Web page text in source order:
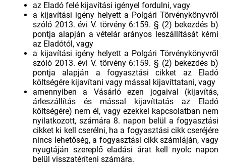
az Eladó felé kijavítási igényel fordulni, vagy
a kijavítási igény helyett a Polgári Törvénykönyvről
szóló 2013. évi V. törvény 6:159. § (2) bekezdés b)
pontja alapján a vételár arányos leszállítását kérni
az Eladótól, vagy
a kijavítási igény helyett a Polgári Törvénykönyvről
szóló 2013. évi V. törvény 6:159. § (2) bekezdés b)
pontja alapján a fogyasztási cikket az Eladó
költségére kijavítani vagy mással kijavíttatani, vagy
amennyiben a Vásárló ezen jogaival (kijavítás,
árleszállítás és mással kijavíttatás az Eladó
költségére) nem él, vagy ezekkel kapcsolatban nem
nyilatkozott, számára 8. napon belül a fogyasztási
cikket ki kell cserélni, ha a fogyasztási cikk cseréjére
nincs lehetőség, a fogyasztási cikk számláján, vagy
nyugtáján szereplő eladási árat kell nyolc napon
belül visszatéríteni számára.